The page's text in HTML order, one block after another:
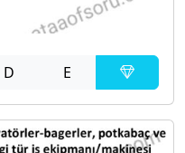
D E